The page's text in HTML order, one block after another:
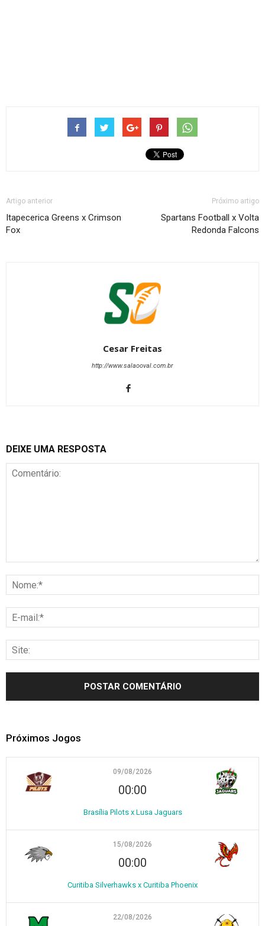
Artigo anterior
Itapecerica Greens x Crimson
Fox
Próximo artigo
Spartans Football x Volta
Redonda Falcons
Cesar Freitas
http://www.salaooval.com.br
DEIXE UMA RESPOSTA
Próximos Jogos
09/08/2026
00:00
Brasília Pilots x Lusa Jaguars
15/08/2026
00:00
Curitiba Silverhawks x Curitiba Phoenix
22/08/2026